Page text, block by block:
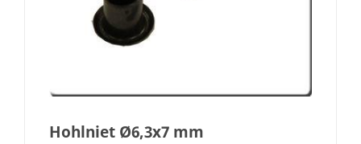
Hohlniet Ø6,3x7 mm